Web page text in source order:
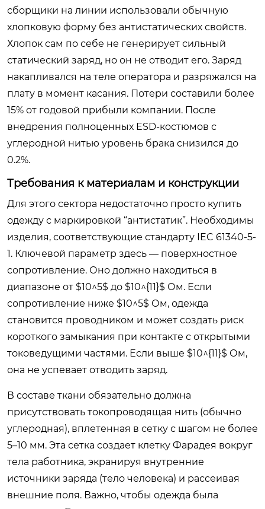
сборщики на линии использовали обычную
хлопковую форму без антистатических свойств.
Хлопок сам по себе не генерирует сильный
статический заряд, но он не отводит его. Заряд
накапливался на теле оператора и разряжался на
плату в момент касания. Потери составили более
15% от годовой прибыли компании. После
внедрения полноценных ESD-костюмов с
углеродной нитью уровень брака снизился до
0.2%.
Требования к материалам и конструкции
Для этого сектора недостаточно просто купить
одежду с маркировкой “антистатик”. Необходимы
изделия, соответствующие стандарту IEC 61340-5-
1. Ключевой параметр здесь — поверхностное
сопротивление. Оно должно находиться в
диапазоне от $10^5$ до $10^{11}$ Ом. Если
сопротивление ниже $10^5$ Ом, одежда
становится проводником и может создать риск
короткого замыкания при контакте с открытыми
токоведущими частями. Если выше $10^{11}$ Ом,
она не успевает отводить заряд.
В составе ткани обязательно должна
присутствовать токопроводящая нить (обычно
углеродная), вплетенная в сетку с шагом не более
5–10 мм. Эта сетка создает клетку Фарадея вокруг
тела работника, экранируя внутренние
источники заряда (тело человека) и рассеивая
внешние поля. Важно, чтобы одежда была